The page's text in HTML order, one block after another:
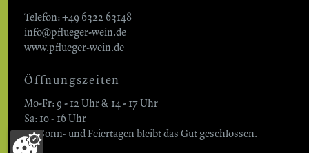
Telefon: +49 6322 63148
info@pflueger-wein.de
www.pflueger-wein.de
Öffnungszeiten
Mo-Fr: 9 - 12 Uhr & 14 - 17 Uhr
Sa: 10 - 16 Uhr
An Sonn- und Feiertagen bleibt das Gut geschlossen.